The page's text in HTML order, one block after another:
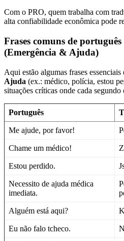
Com o PRO, quem trabalha com
alta confiabilidade econômica pode
Frases comuns de
(Emergência & Ajuda)
Aqui estão algumas frases essenciais
Ajuda (ex.: médico, polícia, estou
situações críticas onde cada segundo
Português
Me ajude, por favor!
Chame um médico!
Estou perdido.
Necessito de ajuda médica
imediata.
Alguém está aqui?
Eu não falo tcheco.